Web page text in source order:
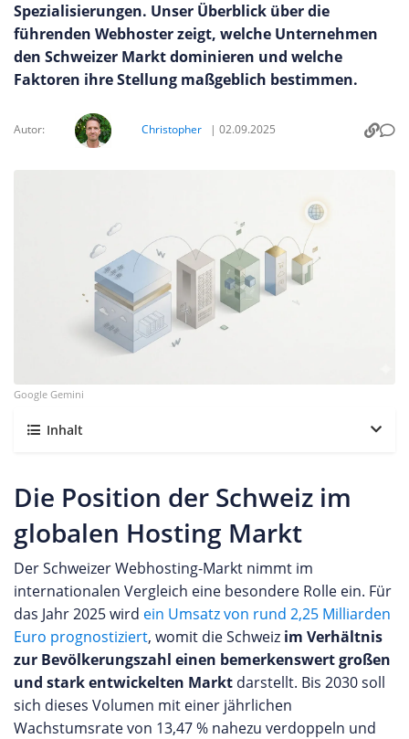
Spezialisierungen. Unser Überblick über die
führenden Webhoster zeigt, welche Unternehmen
den Schweizer Markt dominieren und welche
Faktoren ihre Stellung maßgeblich bestimmen.
Autor: Christopher | 02.09.2025
Google Gemini
Inhalt
Die Position der Schweiz im
globalen Hosting Markt
Der Schweizer Webhosting-Markt nimmt im
internationalen Vergleich eine besondere Rolle ein. Für
das Jahr 2025 wird ein Umsatz von rund 2,25 Milliarden
Euro prognostiziert, womit die Schweiz im Verhältnis
zur Bevölkerungszahl einen bemerkenswert großen
und stark entwickelten Markt darstellt. Bis 2030 soll
sich dieses Volumen mit einer jährlichen
Wachstumsrate von 13,47 % nahezu verdoppeln und